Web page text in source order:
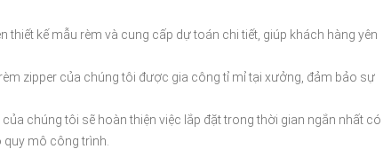
thiết kế mẫu rèm và cung cấp dự toán chi tiết, giúp khách hàng yên
zipper của chúng tôi được gia công tỉ mỉ tại xưởng, đảm bảo sự
của chúng tôi sẽ hoàn thiện việc lắp đặt trong thời gian ngắn nhất có
mô công trình.